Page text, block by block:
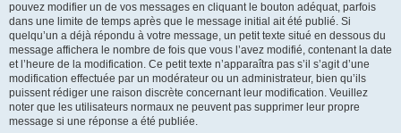
pouvez modifier un de vos messages en cliquant le bouton adéquat, parfois
dans une limite de temps après que le message initial ait été publié. Si
quelqu’un a déjà répondu à votre message, un petit texte situé en dessous du
message affichera le nombre de fois que vous l’avez modifié, contenant la date
et l’heure de la modification. Ce petit texte n’apparaîtra pas s’il s’agit d’une
modification effectuée par un modérateur ou un administrateur, bien qu’ils
puissent rédiger une raison discrète concernant leur modification. Veuillez
noter que les utilisateurs normaux ne peuvent pas supprimer leur propre
message si une réponse a été publiée.